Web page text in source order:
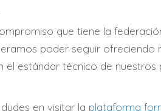
que tiene la
poder seguir ofreciendo
el estándar técnico de nuestros
en visitar la plataforma